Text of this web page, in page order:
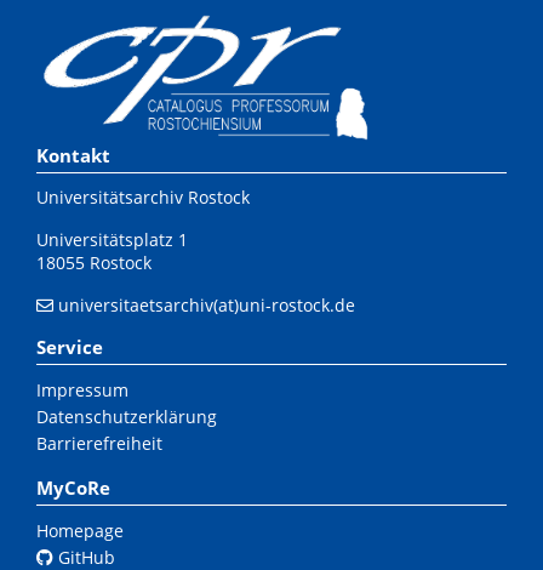
Kontakt
Universitätsarchiv Rostock
Universitätsplatz 1
18055 Rostock
universitaetsarchiv(at)uni-rostock.de
Service
Impressum
Datenschutzerklärung
Barrierefreiheit
MyCoRe
Homepage
GitHub